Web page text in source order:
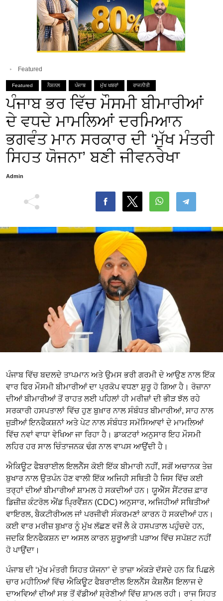
Featured
Featured ਨੈਸ਼ਨਲ ਪੰਜਾਬ ਮੁੱਖ ਖਬਰਾਂ ਰਾਜਨੀਤੀ
ਪੰਜਾਬ ਭਰ ਵਿੱਚ ਮੌਸਮੀ ਬੀਮਾਰੀਆਂ
ਦੇ ਵਧਦੇ ਮਾਮਲਿਆਂ ਦਰਮਿਆਨ
ਭਗਵੰਤ ਮਾਨ ਸਰਕਾਰ ਦੀ ‘ਮੁੱਖ ਮੰਤਰੀ
ਸਿਹਤ ਯੋਜਨਾ’ ਬਣੀ ਜੀਵਨਰੇਖਾ
Admin
ਪੰਜਾਬ ਵਿੱਚ ਬਦਲਦੇ ਤਾਪਮਾਨ ਅਤੇ ਉਮਸ ਭਰੀ ਗਰਮੀ ਦੇ ਆਉਣ ਨਾਲ ਇੱਕ
ਵਾਰ ਫਿਰ ਮੌਸਮੀ ਬੀਮਾਰੀਆਂ ਦਾ ਪ੍ਰਕੋਪ ਵਧਣਾ ਸ਼ੁਰੂ ਹੋ ਗਿਆ ਹੈ। ਰੋਜ਼ਾਨਾ
ਦੀਆਂ ਬੀਮਾਰੀਆਂ ਤੋਂ ਰਾਹਤ ਲਈ ਪਹਿਲਾਂ ਹੀ ਮਰੀਜ਼ਾਂ ਦੀ ਭੀੜ ਝੱਲ ਰਹੇ
ਸਰਕਾਰੀ ਹਸਪਤਾਲਾਂ ਵਿੱਚ ਹੁਣ ਬੁਖ਼ਾਰ ਨਾਲ ਸੰਬੰਧਤ ਬੀਮਾਰੀਆਂ, ਸਾਹ ਨਾਲ
ਜੁੜੀਆਂ ਇਨਫੈਕਸ਼ਨਾਂ ਅਤੇ ਪੇਟ ਨਾਲ ਸੰਬੰਧਤ ਸਮੱਸਿਆਵਾਂ ਦੇ ਮਾਮਲਿਆਂ
ਵਿੱਚ ਨਵਾਂ ਵਾਧਾ ਵੇਖਿਆ ਜਾ ਰਿਹਾ ਹੈ। ਡਾਕਟਰਾਂ ਅਨੁਸਾਰ ਇਹ ਮੌਸਮੀ
ਲਹਿਰ ਹਰ ਸਾਲ ਚਿੰਤਾਜਨਕ ਢੰਗ ਨਾਲ ਵਾਪਸ ਆਉਂਦੀ ਹੈ।
ਐਕਿਊਟ ਫੈਬਰਾਈਲ ਇਲਨੈੱਸ ਕੋਈ ਇੱਕ ਬੀਮਾਰੀ ਨਹੀਂ, ਸਗੋਂ ਅਚਾਨਕ ਤੇਜ਼
ਬੁਖਾਰ ਨਾਲ ਉਤਪੰਨ ਹੋਣ ਵਾਲੀ ਇੱਕ ਅਜਿਹੀ ਸਥਿਤੀ ਹੈ ਜਿਸ ਵਿੱਚ ਕਈ
ਤਰ੍ਹਾਂ ਦੀਆਂ ਬੀਮਾਰੀਆਂ ਸ਼ਾਮਲ ਹੋ ਸਕਦੀਆਂ ਹਨ। ਯੂਐੱਸ ਸੈਂਟਰਜ਼ ਫ਼ਾਰ
ਡਿਜ਼ੀਜ਼ ਕੰਟਰੋਲ ਐਂਡ ਪ੍ਰਿਵੈਂਸ਼ਨ (CDC) ਅਨੁਸਾਰ, ਅਜਿਹੀਆਂ ਸਥਿਤੀਆਂ
ਵਾਇਰਲ, ਬੈਕਟੀਰੀਅਲ ਜਾਂ ਪਰਜੀਵੀ ਸੰਕਰਮਣਾਂ ਕਾਰਨ ਹੋ ਸਕਦੀਆਂ ਹਨ।
ਕਈ ਵਾਰ ਮਰੀਜ਼ ਬੁਖ਼ਾਰ ਨੂੰ ਮੁੱਖ ਲੱਛਣ ਵਜੋਂ ਲੈ ਕੇ ਹਸਪਤਾਲ ਪਹੁੰਚਦੇ ਹਨ,
ਜਦਕਿ ਇਨਫੈਕਸ਼ਨ ਦਾ ਅਸਲ ਕਾਰਨ ਸ਼ੁਰੂਆਤੀ ਪੜਾਅ ਵਿੱਚ ਸਪੱਸ਼ਟ ਨਹੀਂ
ਹੋ ਪਾਉਂਦਾ।
ਪੰਜਾਬ ਦੀ ‘ਮੁੱਖ ਮੰਤਰੀ ਸਿਹਤ ਯੋਜਨਾ’ ਦੇ ਤਾਜ਼ਾ ਅੰਕੜੇ ਦੱਸਦੇ ਹਨ ਕਿ ਪਿਛਲੇ
ਚਾਰ ਮਹੀਨਿਆਂ ਵਿੱਚ ਐਕਿਊਟ ਫੈਬਰਾਈਲ ਇਲਨੈੱਸ ਕੈਸ਼ਲੈੱਸ ਇਲਾਜ ਦੇ
ਦਾਅਵਿਆਂ ਦੀਆਂ ਸਭ ਤੋਂ ਵੱਡੀਆਂ ਸ਼੍ਰੇਣੀਆਂ ਵਿੱਚ ਸ਼ਾਮਲ ਰਹੀ। ਰਾਜ ਸਿਹਤ